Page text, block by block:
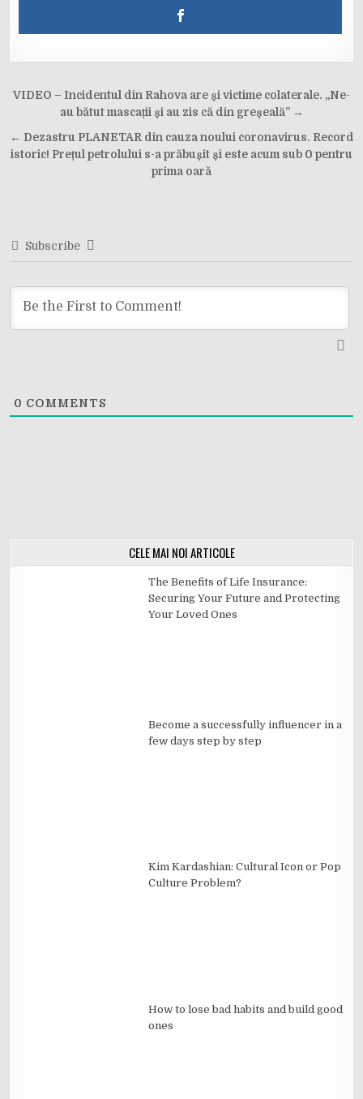
Post
navigation
VIDEO – Incidentul din Rahova are și victime colaterale. „Ne-
au bătut mascații și au zis că din greșeală” →
← Dezastru PLANETAR din cauza noului coronavirus. Record
istoric! Prețul petrolului s-a prăbușit și este acum sub 0 pentru
prima oară
Subscribe
0 COMMENTS
CELE MAI NOI ARTICOLE
The Benefits of Life Insurance:
Securing Your Future and Protecting
Your Loved Ones
Become a successfully influencer in a
few days step by step
Kim Kardashian: Cultural Icon or Pop
Culture Problem?
How to lose bad habits and build good
ones